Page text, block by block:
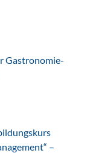
Gastronomie-
–